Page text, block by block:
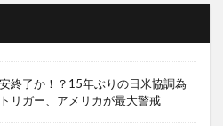
終了か！？15年ぶりの日米協調為
リガー、アメリカが最大警戒